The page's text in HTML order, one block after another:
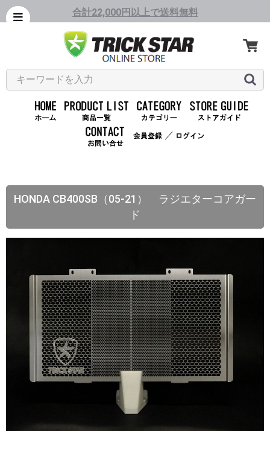
合計22,000円以上で送料無料
／
HONDA CB400SB（05-21） ラジエターコアガー
ド